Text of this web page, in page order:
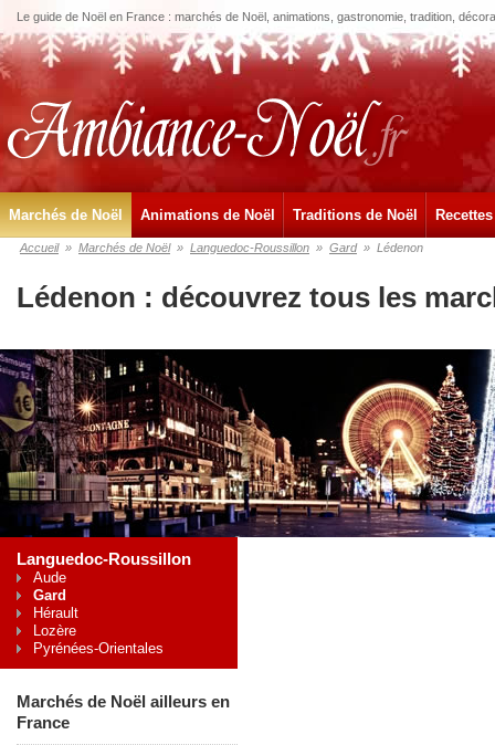
Le guide de Noël en France : marchés de Noël, animations, gastronomie, tradition,
Marchés de Noël Animations de Noël Traditions de Noël
Accueil » Marchés de Noël » Languedoc-Roussillon » Gard » Lédenon
Lédenon : découvrez tous les
Languedoc-Roussillon
Aude
Gard
Hérault
Lozère
Pyrénées-Orientales
Marchés de Noël ailleurs en
France